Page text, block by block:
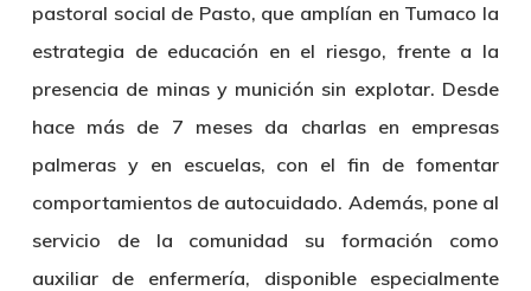
pastoral social de Pasto, que amplían en Tumaco la
estrategia de educación en el riesgo, frente a la
presencia de minas y munición sin explotar. Desde
hace más de 7 meses da charlas en empresas
palmeras y en escuelas, con el fin de fomentar
comportamientos de autocuidado. Además, pone al
servicio de la comunidad su formación como
auxiliar de enfermería, disponible especialmente